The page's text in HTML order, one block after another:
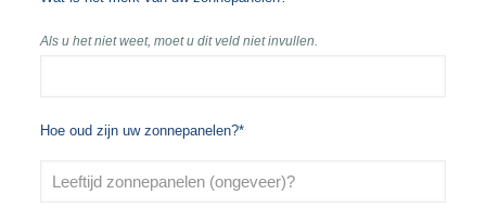
Als u het niet weet, moet u dit veld niet invullen.
Hoe oud zijn uw zonnepanelen?*